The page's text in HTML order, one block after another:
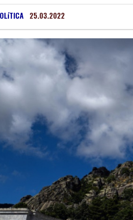
Oaxaca
16 °C
Mexico City
25 °C
Panama City
25 °C
25.03.2022